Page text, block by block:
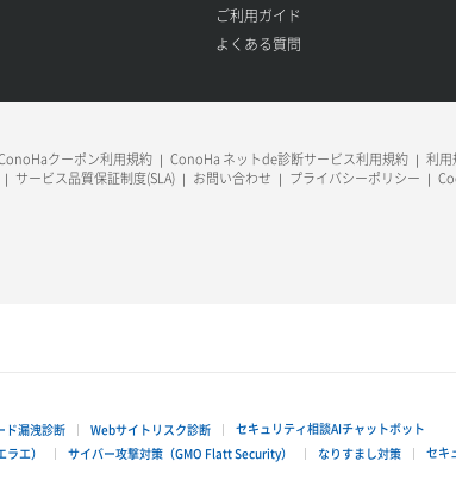
ご利用ガイド
よくある質問
クーポン利用規約 ConoHa ネットde診断サービス利用規約
利用
サービス品質保証制度(SLA) お問い合わせ プライバシーポリシー
ド漏洩診断 Webサイトリスク診断
セキュリティ相談AIチャットボット
エ） サイバー攻撃対策（GMO Flatt Security） なりすまし対策 セキ